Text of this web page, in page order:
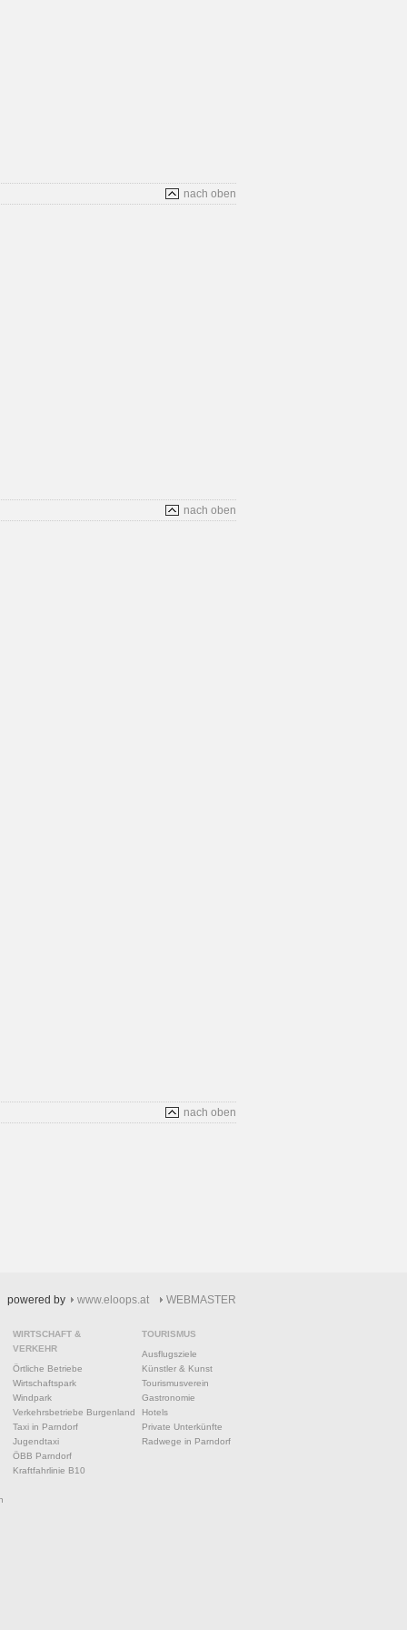
nach oben
nach oben
nach oben
powered by www.eloops.at WEBMASTER
WIRTSCHAFT &
VERKEHR
Örtliche Betriebe
Wirtschaftspark
Windpark
Verkehrsbetriebe Burgenland
Taxi in Parndorf
Jugendtaxi
ÖBB Parndorf
Kraftfahrlinie B10
TOURISMUS
Ausflugsziele
Künstler & Kunst
Tourismusverein
Gastronomie
Hotels
Private Unterkünfte
Radwege in Parndorf